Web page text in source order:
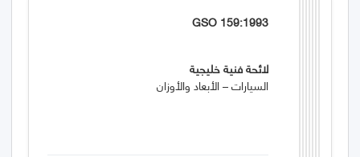
GSO 159:1993
لائحة فنية خليجية
السيارات – الأبعاد والأوزان